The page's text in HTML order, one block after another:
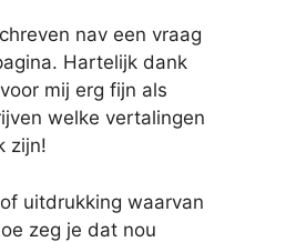
nav een vraag
Hartelijk dank
mij erg fijn als
welke vertalingen
zijn!
uitdrukking waarvan
zeg je dat nou